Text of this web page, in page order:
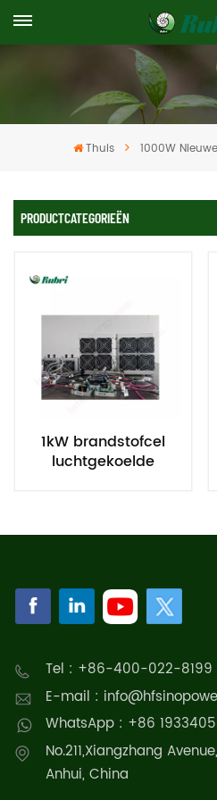
Thuis 1000W
PRODUCTCATEGORIEËN
1kW brandstofcel
luchtgekoelde
Tel : +86-400-022-8199
E-mail :
WhatsApp : +86
No.211,Xiangzhang
Anhui, China